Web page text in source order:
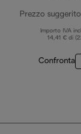
Prezzo suggerito
Importo IVA
14,41 € di
Confronta